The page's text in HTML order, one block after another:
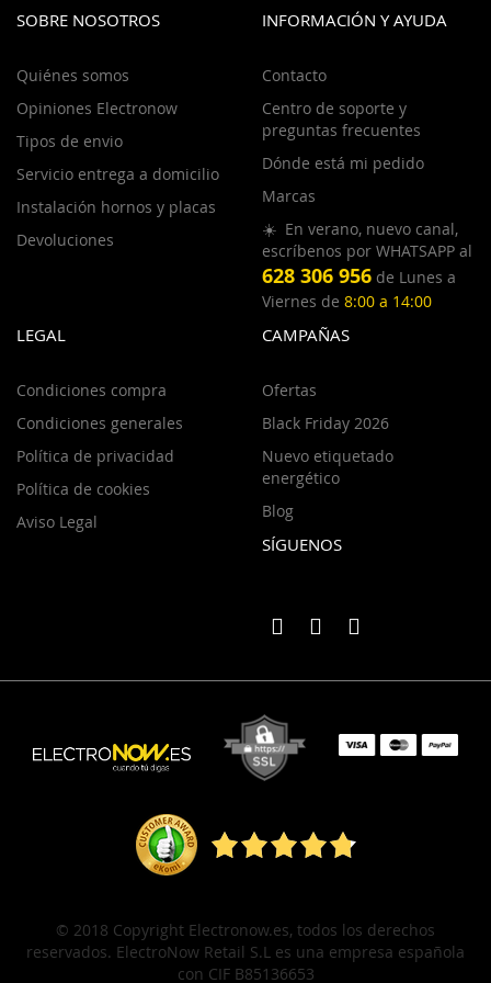
SOBRE NOSOTROS
Quiénes somos
Opiniones Electronow
Tipos de envio
Servicio entrega a domicilio
Instalación hornos y placas
Devoluciones
INFORMACIÓN Y AYUDA
Contacto
Centro de soporte y
preguntas frecuentes
Dónde está mi pedido
Marcas
☀️ En verano, nuevo canal,
escríbenos por WHATSAPP al
628 306 956 de Lunes a
Viernes de 8:00 a 14:00
LEGAL
Condiciones compra
Condiciones generales
Política de privacidad
Política de cookies
Aviso Legal
CAMPAÑAS
Ofertas
Black Friday 2026
Nuevo etiquetado
energético
Blog
SÍGUENOS
© 2018 Copyright Electronow.es, todos los derechos
reservados. ElectroNow Retail S.L es una empresa española
con CIF B85136653